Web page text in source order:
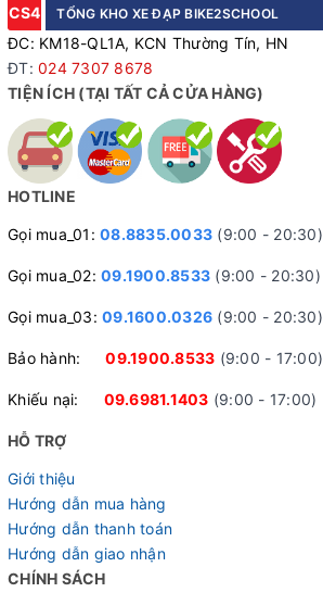
Xe đạp fixed gear Calli
Đùi đĩa SULANE SL-P LOOSE-
độ
Calli F300 sử dụng đùi đĩa SULANE
nhôm 1 tầng 46T giúp xe không chỉ nhẹ
bảo sức mạnh truyền động, phù hợp
Gear.
CS4
TỔNG KHO XE ĐẠP BIKE2SCHOOL
ĐC: KM18-QL1A, KCN Thường Tín, HN
ĐT: 024 7307 8678
TIỆN ÍCH (TẠI TẤT CẢ CỬA HÀNG)
HOTLINE
Gọi mua_01: 08.8835.0033 (9:00 - 20:30)
Gọi mua_02: 09.1900.8533 (9:00 - 20:30)
Gọi mua_03: 09.1600.0326 (9:00 - 20:30)
Bảo hành:09.1900.8533 (9:00 - 17:00)
Khiếu nại: 09.6981.1403 (9:00 - 17:00)
HỖ TRỢ
Giới thiệu
Hướng dẫn mua hàng
Hướng dẫn thanh toán
Hướng dẫn giao nhận
CHÍNH SÁCH